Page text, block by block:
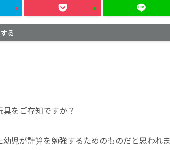
る
をご存知ですか？
児が計算を勉強するためのものだと思われま